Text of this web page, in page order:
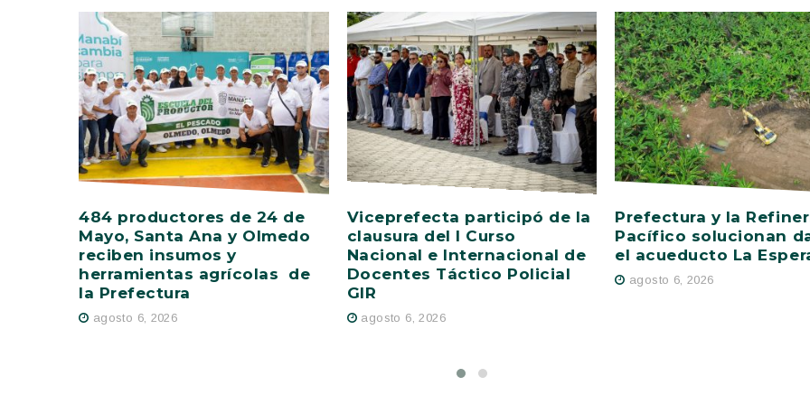
484 productores de 24 de
Mayo, Santa Ana y Olmedo
reciben insumos y
herramientas agrícolas de
la Prefectura
agosto 6, 2026
Viceprefecta participó de la
clausura del I Curso
Nacional e Internacional de
Docentes Táctico Policial
GIR
agosto 6, 2026
Prefectura y la
Pacífico solucionan
el acueducto La
agosto 6, 2026